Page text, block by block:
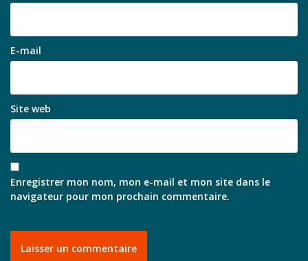
E-mail
Site web
Enregistrer mon nom, mon e-mail et mon site dans le
navigateur pour mon prochain commentaire.